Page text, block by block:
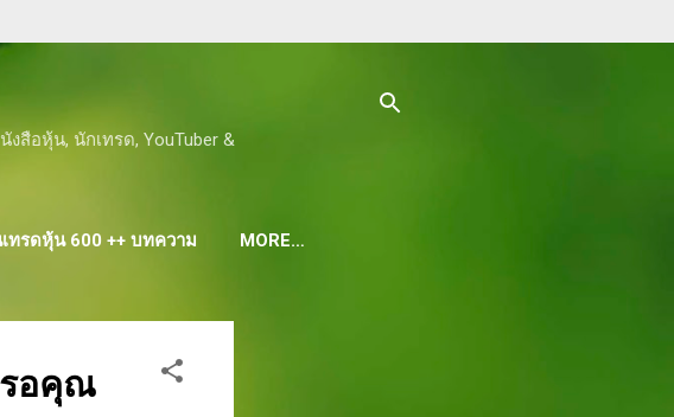
สือหุ้น, นักเทรด, YouTuber &
ทรดหุ้น 600 ++ บทความ MORE…
รอคุณ